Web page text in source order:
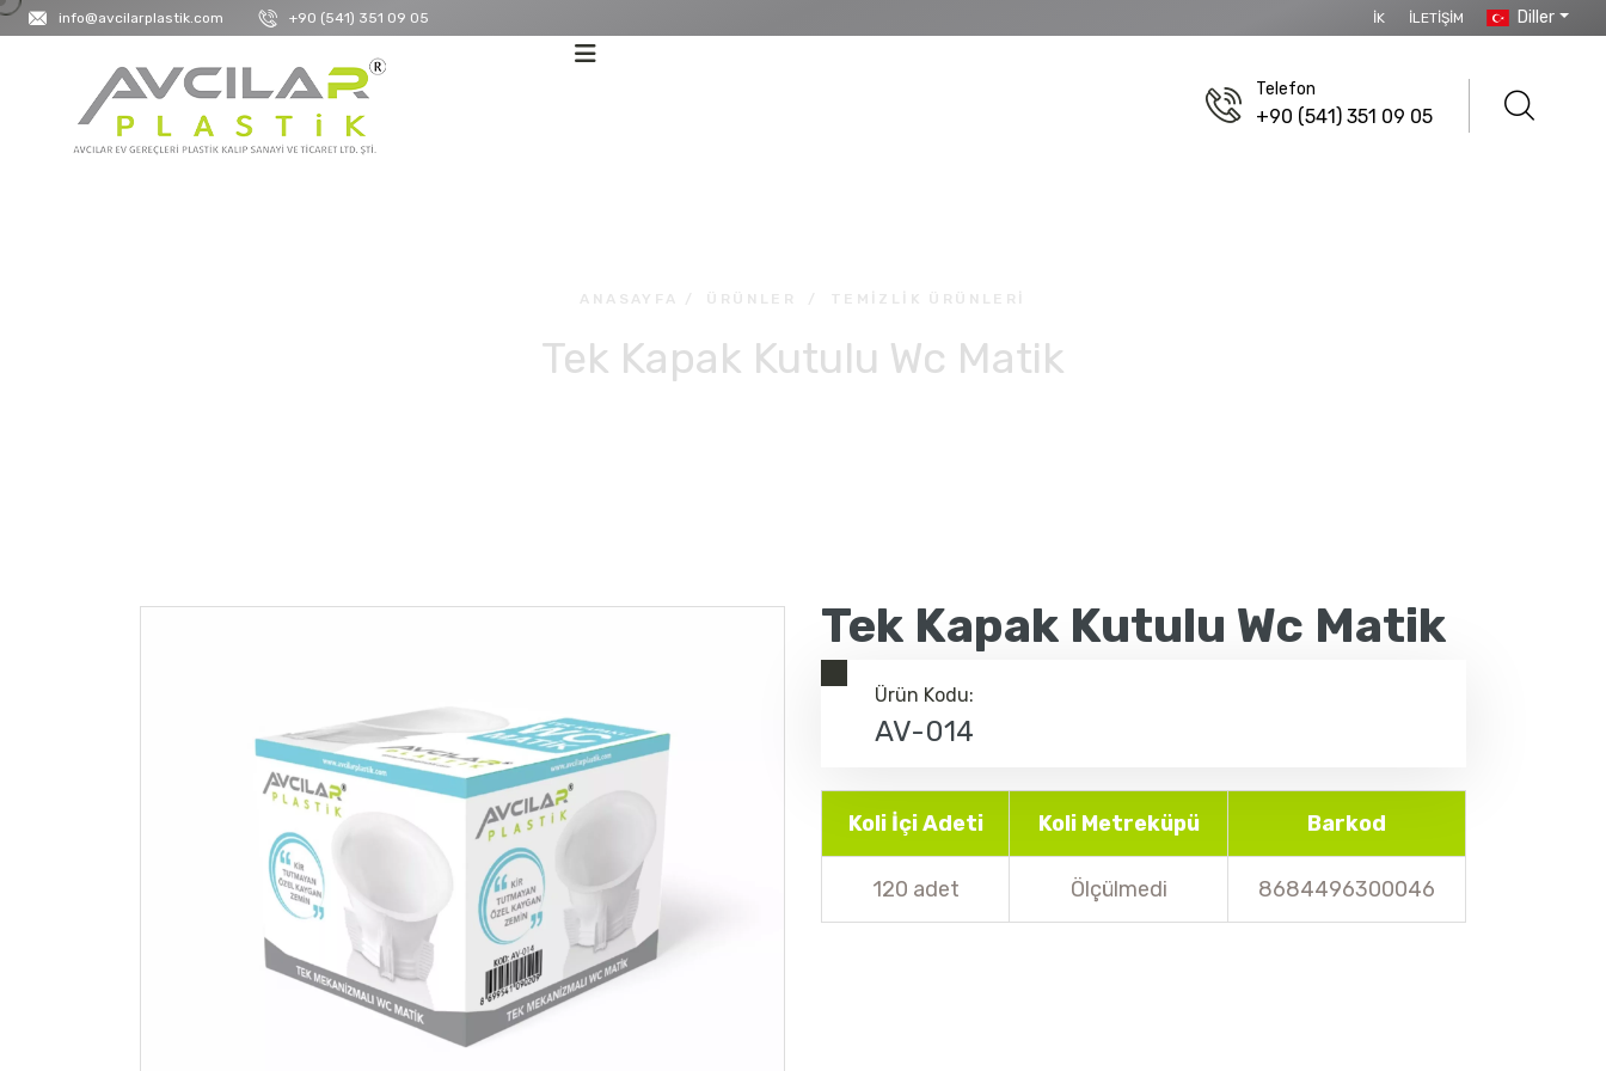
info@avcilarplastik.com +90 (541) 351 09 05 İK İLETIŞIM Diller
Telefon
+90 (541) 351 09 05
ANASAYFA / ÜRÜNLER / TEMIZLIK ÜRÜNLERI
Tek Kapak Kutulu Wc Matik
Tek Kapak Kutulu Wc Matik
Ürün Kodu:
AV-014
Koli İçi Adeti Koli Metreküpü Barkod
120 adet Ölçülmedi 8684496300046